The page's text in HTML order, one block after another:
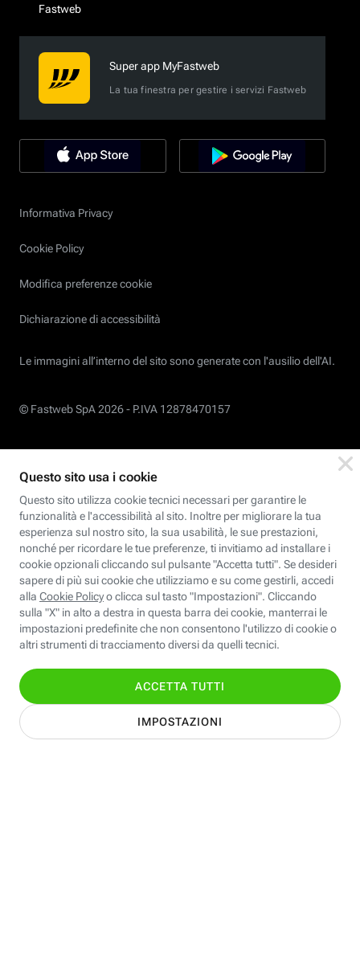
Fastweb
Super app MyFastweb
La tua finestra per gestire i servizi Fastweb
Informativa Privacy
Cookie Policy
Modifica preferenze cookie
Dichiarazione di accessibilità
Le immagini all’interno del sito sono generate con l'ausilio dell'AI.
© Fastweb SpA 2026 - P.IVA 12878470157